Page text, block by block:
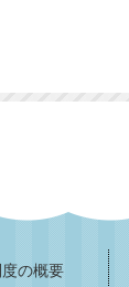
の概要